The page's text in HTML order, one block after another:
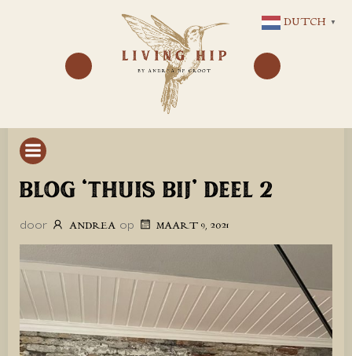
NAAR
DE
INHOUD
BLOG ‘THUIS BIJ’ DEEL 2
door ANDREA op MAART 9, 2021
DUTCH ▼